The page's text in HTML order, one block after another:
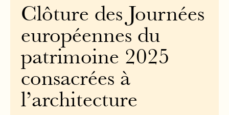
Clôture des Journées
européennes du
patrimoine 2025
consacrées à
l’architecture